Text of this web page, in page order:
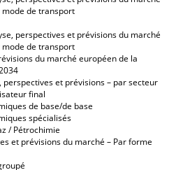
mode de transport
perspectives et prévisions du marché
mode de transport
du marché européen de la
perspectives et prévisions – par secteur
final
de base/de base
spécialisés
/ Pétrochimie
et prévisions du marché – Par forme